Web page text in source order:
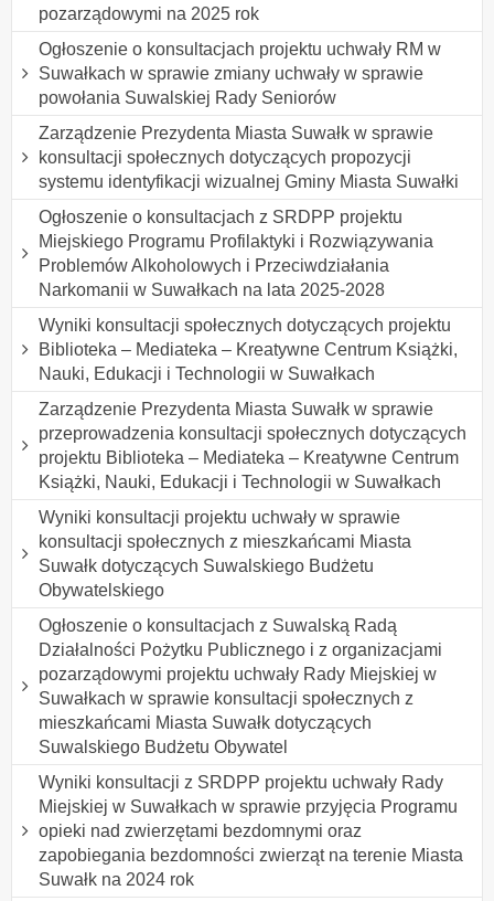
pozarządowymi na 2025 rok
Ogłoszenie o konsultacjach projektu uchwały RM w
Suwałkach w sprawie zmiany uchwały w sprawie
powołania Suwalskiej Rady Seniorów
Zarządzenie Prezydenta Miasta Suwałk w sprawie
konsultacji społecznych dotyczących propozycji
systemu identyfikacji wizualnej Gminy Miasta Suwałki
Ogłoszenie o konsultacjach z SRDPP projektu
Miejskiego Programu Profilaktyki i Rozwiązywania
Problemów Alkoholowych i Przeciwdziałania
Narkomanii w Suwałkach na lata 2025-2028
Wyniki konsultacji społecznych dotyczących projektu
Biblioteka – Mediateka – Kreatywne Centrum Książki,
Nauki, Edukacji i Technologii w Suwałkach
Zarządzenie Prezydenta Miasta Suwałk w sprawie
przeprowadzenia konsultacji społecznych dotyczących
projektu Biblioteka – Mediateka – Kreatywne Centrum
Książki, Nauki, Edukacji i Technologii w Suwałkach
Wyniki konsultacji projektu uchwały w sprawie
konsultacji społecznych z mieszkańcami Miasta
Suwałk dotyczących Suwalskiego Budżetu
Obywatelskiego
Ogłoszenie o konsultacjach z Suwalską Radą
Działalności Pożytku Publicznego i z organizacjami
pozarządowymi projektu uchwały Rady Miejskiej w
Suwałkach w sprawie konsultacji społecznych z
mieszkańcami Miasta Suwałk dotyczących
Suwalskiego Budżetu Obywatel
Wyniki konsultacji z SRDPP projektu uchwały Rady
Miejskiej w Suwałkach w sprawie przyjęcia Programu
opieki nad zwierzętami bezdomnymi oraz
zapobiegania bezdomności zwierząt na terenie Miasta
Suwałk na 2024 rok